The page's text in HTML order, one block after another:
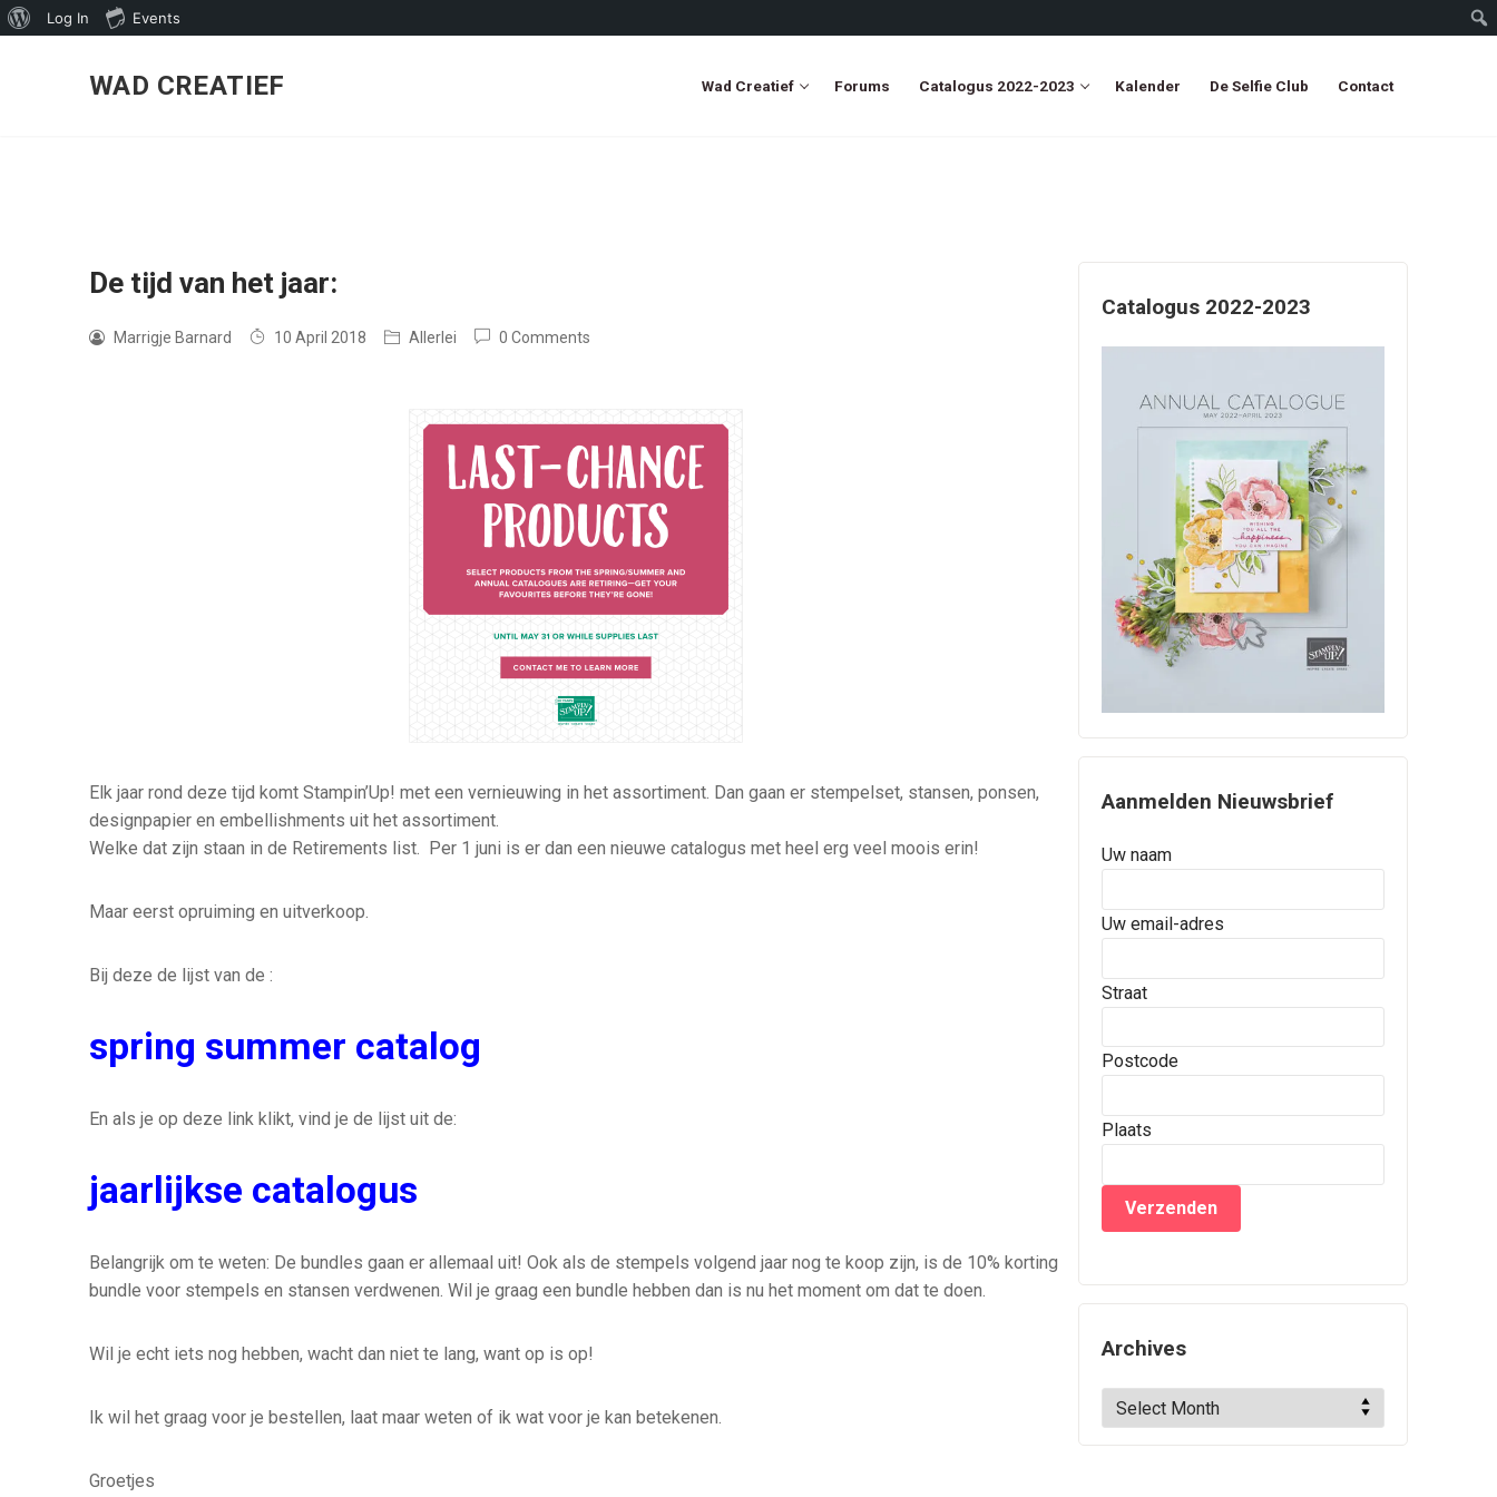
About
Log In Events
WAD CREATIEF Wad Creatief Forums Catalogus 2022-2023 Kalender De Selfie Club Contact
De tijd van het jaar:
Marrigje Barnard 10 April 2018 Allerlei 0 Comments
Elk jaar rond deze tijd komt Stampin’Up! met een vernieuwing in het assortiment. Dan gaan er stempelset, stansen, ponsen,
designpapier en embellishments uit het assortiment.
Welke dat zijn staan in de Retirements list. Per 1 juni is er dan een nieuwe catalogus met heel erg veel moois erin!
Maar eerst opruiming en uitverkoop.
Bij deze de lijst van de :
spring summer catalog
En als je op deze link klikt, vind je de lijst uit de:
jaarlijkse catalogus
Belangrijk om te weten: De bundles gaan er allemaal uit! Ook als de stempels volgend jaar nog te koop zijn, is de 10% korting
bundle voor stempels en stansen verdwenen. Wil je graag een bundle hebben dan is nu het moment om dat te doen.
Wil je echt iets nog hebben, wacht dan niet te lang, want op is op!
Ik wil het graag voor je bestellen, laat maar weten of ik wat voor je kan betekenen.
Groetjes
Catalogus 2022-2023
Aanmelden Nieuwsbrief
Uw naam
Uw email-adres
Straat
Postcode
Plaats
Archives
Archives